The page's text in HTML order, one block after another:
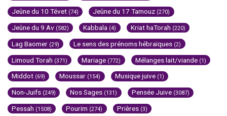
Jeûne du 10 Tévet (74) Jeûne du 17 Tamouz (270)
Jeûne du 9 Av (582) Kabbala (4) Kriat haTorah (220)
Lag Baomer (29) Le sens des prénoms hébraïques (2)
Limoud Torah (371) Mariage (772) Mélanges lait/viande (1)
Middot (69) Moussar (154) Musique juive (1)
Non-Juifs (249) Nos Sages (131) Pensée Juive (3087)
Pessah (1508) Pourim (274) Prières (3)